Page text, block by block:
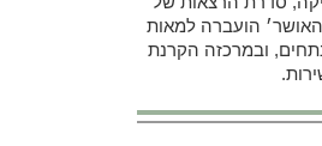
הועברה למאות
ובמרכזה הקרנת